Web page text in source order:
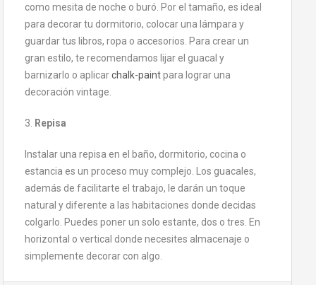
como mesita de noche o buró. Por el tamaño, es ideal
para decorar tu dormitorio, colocar una lámpara y
guardar tus libros, ropa o accesorios. Para crear un
gran estilo, te recomendamos lijar el guacal y
barnizarlo o aplicarchalk-paintpara lograr una
decoración vintage.
3. Repisa
Instalar una repisa en el baño, dormitorio, cocina o
estancia es un proceso muy complejo. Los guacales,
además de facilitarte el trabajo, le darán un toque
natural y diferente a las habitaciones donde decidas
colgarlo. Puedes poner un solo estante, dos o tres. En
horizontal o vertical donde necesites almacenaje o
simplemente decorar con algo.